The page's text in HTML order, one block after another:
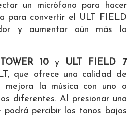
un micrófono para hacer
para convertir el ULT FIELD
y aumentar aún más la
10 y ULT FIELD 7
que ofrece una calidad de
mejora la música con uno o
diferentes. Al presionar una
percibir los tonos bajos